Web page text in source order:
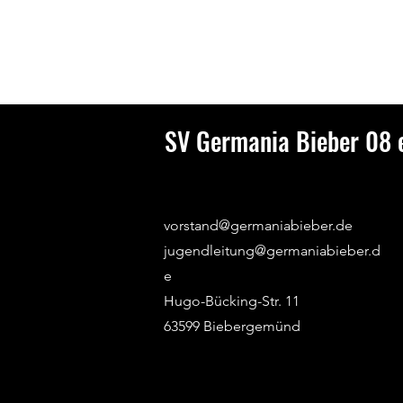
SV Germania Bieber 08
vorstand@germaniabieber.de
jugendleitung@germaniabieber.d
e
Hugo-Bücking-Str. 11
63599 Biebergemünd